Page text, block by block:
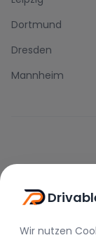
Dortmund
Dresden
Mannheim
Wir nutzen